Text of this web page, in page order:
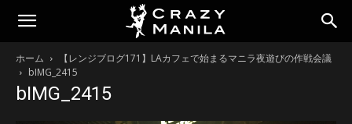
ホーム
【レンジブログ171】LAカフェで始まるマニラ夜遊びの作戦会議
bIMG_2415
bIMG_2415